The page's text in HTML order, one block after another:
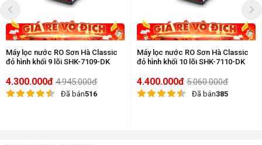
Máy lọc nước RO Sơn Hà Classic
đỏ hình khối 9 lõi SHK-7109-DK
4.300.000đ 4.945.000đ
Đã bán516
Máy lọc nước RO Sơn Hà Classic
đỏ hình khối 10 lõi SHK-7110-DK
4.400.000đ 5.060.000đ
Đã bán385